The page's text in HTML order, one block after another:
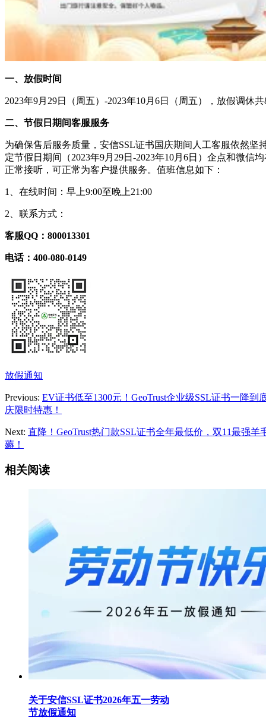
一、放假时间
2023年9月29日（周五）-2023年10月6日（周五），放假调休
二、节假日期间客服服务
为确保售后服务质量，安信SSL证书国庆期间人工客服依然坚
定节假日期间（2023年9月29日-2023年10月6日）企点和微信
正常接听，可正常为客户提供服务。值班信息如下：
1、在线时间：早上9:00至晚上21:00
2、联系方式：
客服QQ：800013301
电话：400-080-0149
放假通知
Previous: EV证书低至1300元！GeoTrust企业级SSL证书一降到
庆限时特惠！
Next: 直降！GeoTrust热门款SSL证书全年最低价，双11最强羊
薅！
相关阅读
关于安信SSL证书2026年五一劳动
节放假通知